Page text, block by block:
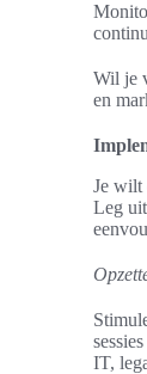
Wil je
en
Je wilt
Leg
IT,